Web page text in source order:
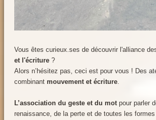
Vous êtes curieux.ses de découvrir l'alliance
et l'écriture ?
Alors n’hésitez pas, ceci est pour vous ! Des
combinant mouvement et écriture.
L’association du geste et du motpour parler
renaissance, de la perte et de toutes les